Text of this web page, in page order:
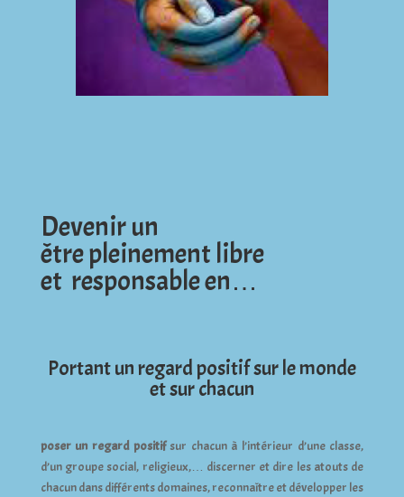
Devenir un
être pleinement libre
et responsable en…
Portant un regard positif sur le monde
et sur chacun
poser un regard positifsur chacun à l’intérieur d’une classe,
d’un groupe social, religieux,… discerner et dire les atouts de
chacun dans différents domaines, reconnaître et développer les